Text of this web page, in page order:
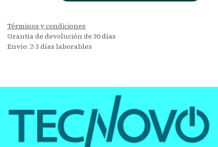
Términos y condiciones
Grantía de devolución de 30 días
Envío: 2-3 días laborables